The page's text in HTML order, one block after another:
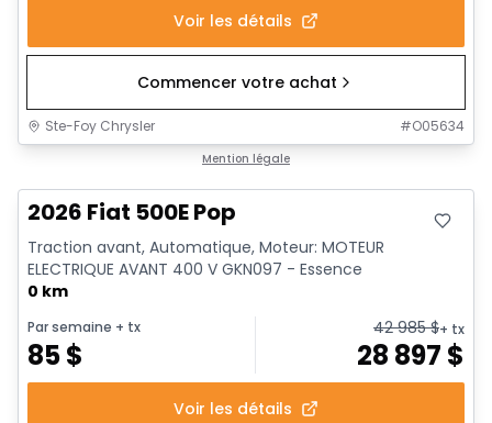
Voir les détails
Commencer votre achat
Ste-Foy Chrysler #O05634
Mention légale
2026 Fiat 500E Pop
Traction avant, Automatique, Moteur: MOTEUR
ELECTRIQUE AVANT 400 V GKN097 - Essence
0 km
Par semaine + tx
85$
42 985$+ tx
28 897 $
Voir les détails